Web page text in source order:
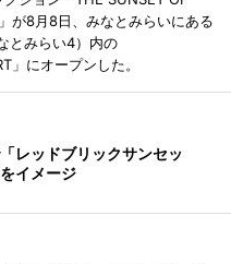
が8月8日、みなとみらいにある
とみらい4）内の
」にオープンした。
レッドブリックサンセッ
イメージ